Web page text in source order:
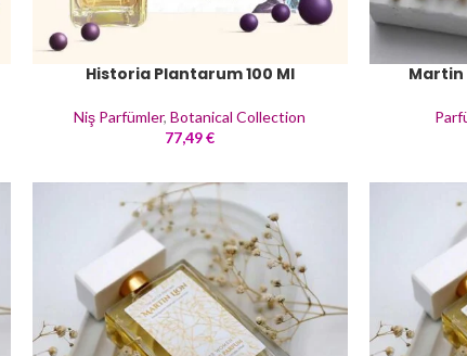
Historia Plantarum 100 Ml
Niş Parfümler,Botanical Collection
77,49€
Martin